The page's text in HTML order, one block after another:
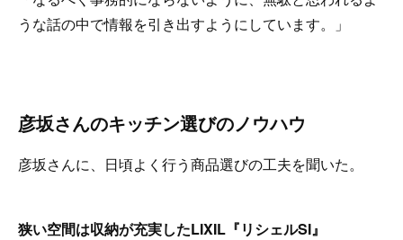
うな話の中で情報を引き出すようにしています。」
彦坂さんのキッチン選びのノウハウ
彦坂さんに、日頃よく行う商品選びの工夫を聞いた。
狭い空間は収納が充実したLIXIL『リシェルSI』